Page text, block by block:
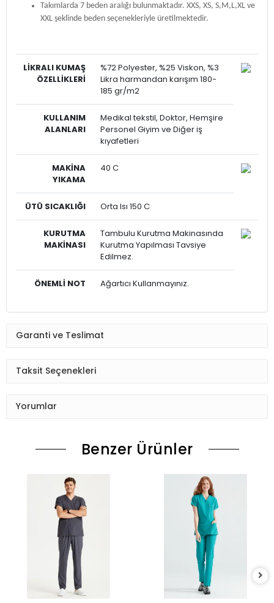
Takımlarda 7 beden aralığı bulunmaktadır. XXS, XS, S,M,L,XL ve
XXL şeklinde beden seçenekleriyle üretilmektedir.
LİKRALI KUMAŞ
ÖZELLİKLERİ
%72 Polyester, %25 Viskon, %3
Likra harmandan karışım 180-
185 gr/m2
KULLANIM
ALANLARI
Medikal tekstil, Doktor, Hemşire
Personel Giyim ve Diğer iş
kıyafetleri
MAKİNA
YIKAMA
40 C
ÜTÜ SICAKLIĞI Orta Isı 150 C
KURUTMA
MAKİNASI
Tambulu Kurutma Makinasında
Kurutma Yapılması Tavsiye
Edilmez.
ÖNEMLİ NOT Ağartıcı Kullanmayınız.
Garanti ve Teslimat
Taksit Seçenekleri
Yorumlar
Benzer Ürünler